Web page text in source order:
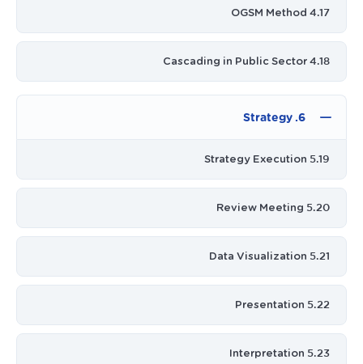
4.17 OGSM Method
4.18 Cascading in Public Sector
6. Strategy
5.19 Strategy Execution
5.20 Review Meeting
5.21 Data Visualization
5.22 Presentation
5.23 Interpretation